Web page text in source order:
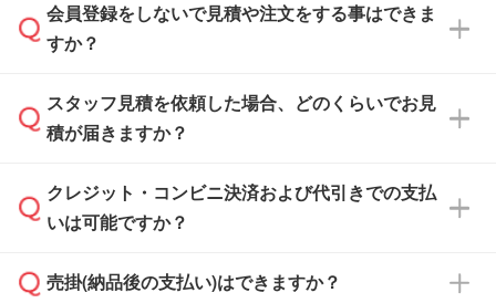
会員登録をしないで見積や注文をする事はできま
すか？
可能です。見積・注文フォームにて『ゲストの
まま進む』ボタンからお進みのうえ、ご依頼く
スタッフ見積を依頼した場合、どのくらいでお見
積が届きますか？
通常、翌営業日までにお送りしております。混
雑状況によっては、お時間をいただくこともご
依頼いただいた場合は、翌営業日以降のご連絡
クレジット・コンビニ決済および代引きでの支払
いは可能ですか？
銀行振込のみのご対応となります。
売掛(納品後の支払い)はできますか？